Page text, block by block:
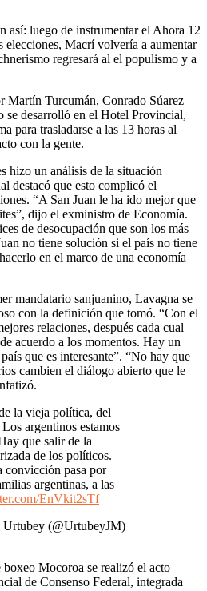
así: luego de instrumentar el Ahora 12
elecciones, Macrí volvería a aumentar
regresará al el populismo y a
Martín Turcumán, Conrado Súarez
desarrolló en el Hotel Provincial,
para trasladarse a las 13 horas al
con la gente.
hizo un análisis de la situación
destacó que esto complicó el
“A San Juan le ha ido mejor que
dijo el exministro de Economía.
de desocupación que son los más
no tiene solución si el país no tiene
en el marco de una economía
mandatario sanjuanino, Lavagna se
con la definición que tomó. “Con el
relaciones, después cada cual
acuerdo a los momentos. Hay un
que es interesante”. “No hay que
cambien el diálogo abierto que le
la vieja política, del
argentinos estamos
que salir de la
de los políticos.
convicción pasa por
argentinas, a las
EnVkit2sTf
(@UrtubeyJM)
Mocoroa se realizó el acto
de Consenso Federal, integrada